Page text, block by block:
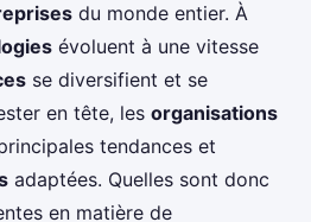
du monde entier. À
évoluent à une vitesse
se diversifient et se
en tête, les organisations
tendances et
adaptées. Quelles sont donc
en matière de